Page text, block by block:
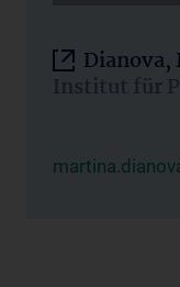
Institut für